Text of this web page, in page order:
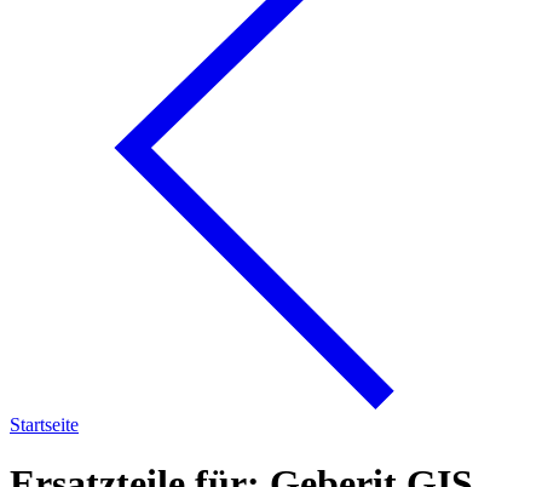
Startseite